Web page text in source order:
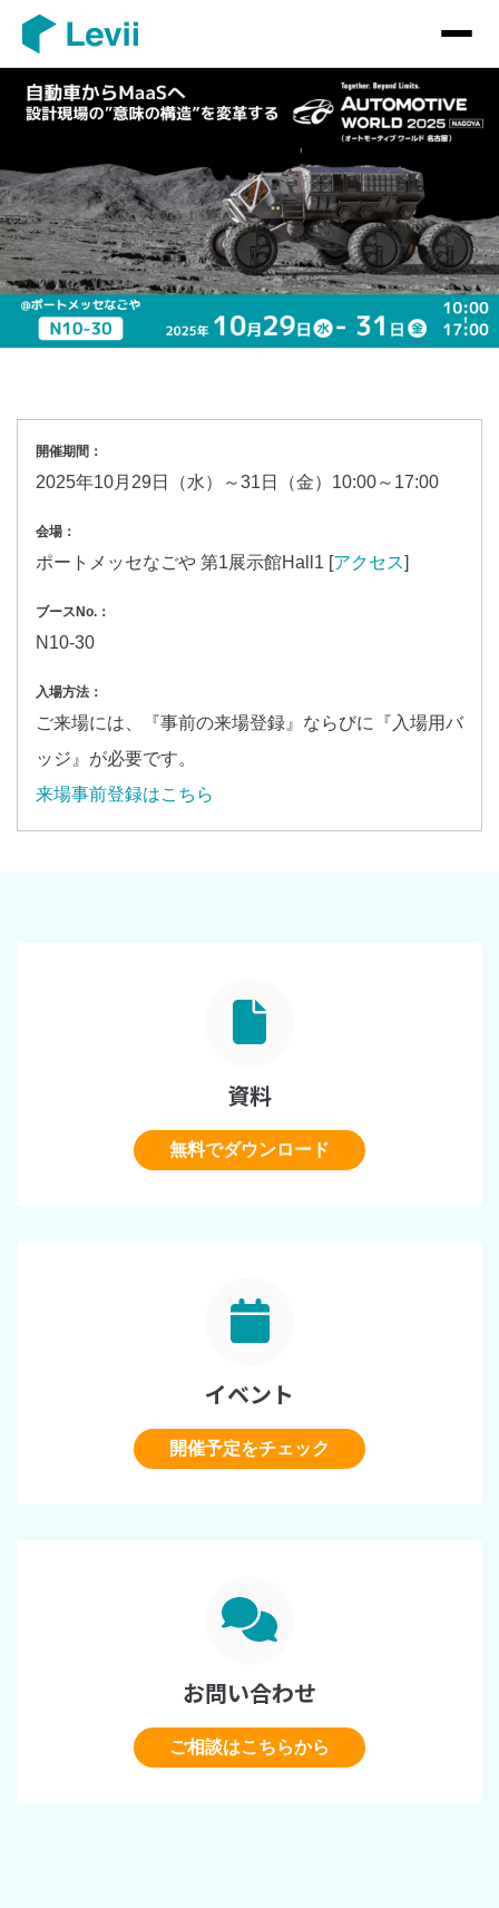
開催期間：
2025年10月29日（水）～31日（金）10:00～17:00
会場：
ポートメッセなごや 第1展示館Hall1 [アクセス]
ブースNo.：
N10-30
入場方法：
ご来場には、『事前の来場登録』ならびに『入場用バ
ッジ』が必要です。
来場事前登録はこちら
資料
無料でダウンロード
イベント
開催予定をチェック
お問い合わせ
ご相談はこちらから